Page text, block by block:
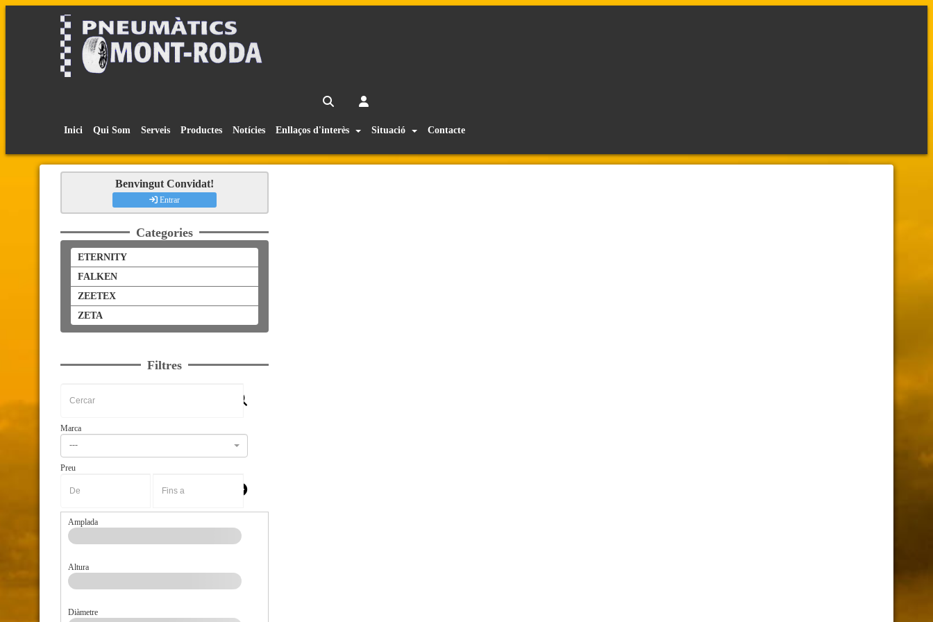
Inici Qui Som Serveis Productes Notícies Enllaços d'interès Situació Contacte
Benvingut Convidat!
Entrar
Categories
ETERNITY
FALKEN
ZEETEX
ZETA
Filtres
Marca
---
Preu
Amplada
Altura
Diàmetre